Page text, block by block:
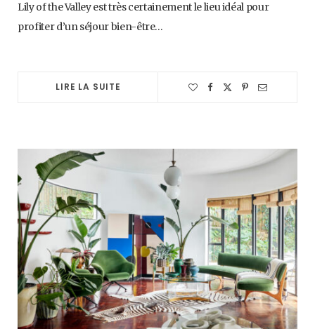
Lily of the Valley est très certainement le lieu idéal pour
profiter d’un séjour bien-être…
LIRE LA SUITE